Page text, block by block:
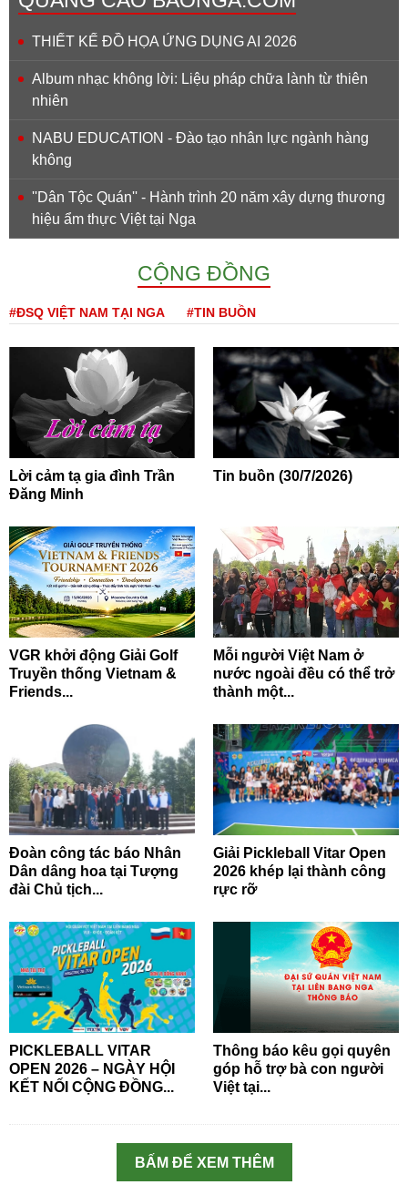
THIẾT KẾ ĐỒ HỌA ỨNG DỤNG AI 2026
Album nhạc không lời: Liệu pháp chữa lành từ thiên
nhiên
NABU EDUCATION - Đào tạo nhân lực ngành hàng
không
''Dân Tộc Quán'' - Hành trình 20 năm xây dựng thương
hiệu ẩm thực Việt tại Nga
CỘNG ĐỒNG
#ĐSQ VIỆT NAM TẠI NGA #TIN BUỒN
Lời cảm tạ gia đình Trần
Đăng Minh
Tin buồn (30/7/2026)
VGR khởi động Giải Golf
Truyền thống Vietnam &
Friends...
Mỗi người Việt Nam ở
nước ngoài đều có thể trở
thành một...
Đoàn công tác báo Nhân
Dân dâng hoa tại Tượng
đài Chủ tịch...
Giải Pickleball Vitar Open
2026 khép lại thành công
rực rỡ
PICKLEBALL VITAR
OPEN 2026 – NGÀY HỘI
KẾT NỐI CỘNG ĐỒNG...
Thông báo kêu gọi quyên
góp hỗ trợ bà con người
Việt tại...
BẤM ĐỂ XEM THÊM